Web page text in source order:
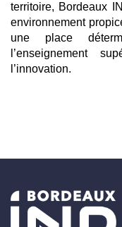
territoire, Bordeaux
environnement
une place
l’enseignement
l’innovation.